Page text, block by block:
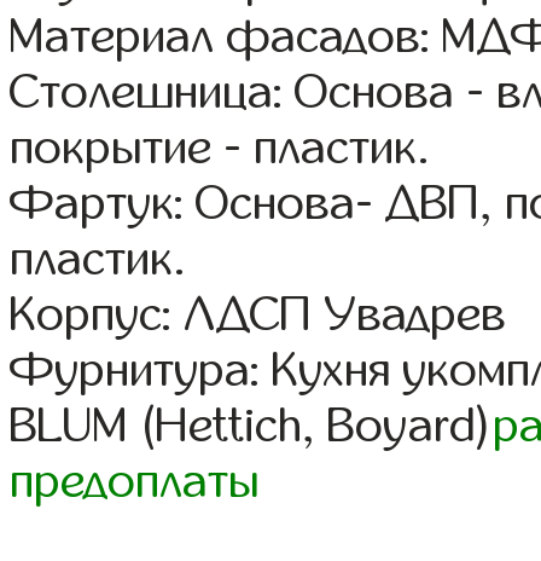
Материал фасадов:
Столешница: Основа -
покрытие - пластик.
Фартук: Основа- ДВП,
пластик.
Корпус: ЛДСП Увадрев
Фурнитура: Кухня
BLUM (Hettich, Boyard)
предоплаты